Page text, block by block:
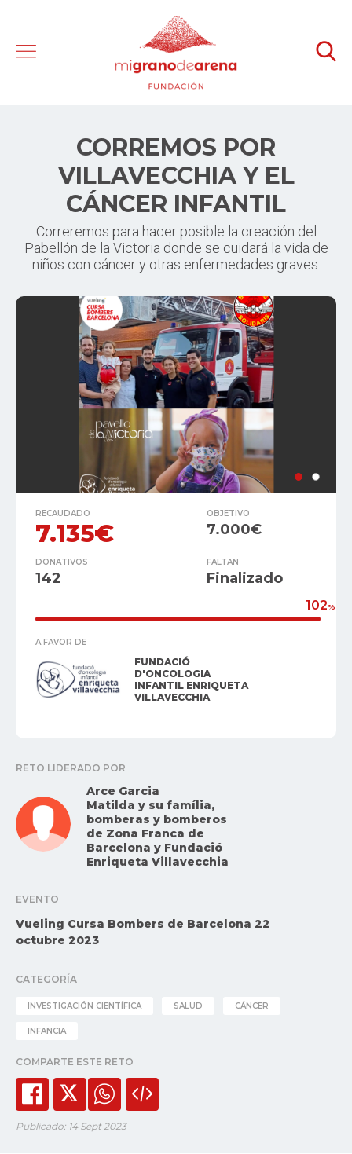
CORREMOS POR
VILLAVECCHIA Y EL
CÁNCER INFANTIL
Correremos para hacer posible la creación del
Pabellón de la Victoria donde se cuidará la vida de
niños con cáncer y otras enfermedades graves.
RECAUDADO
7.135€
OBJETIVO
7.000€
DONATIVOS
142
FALTAN
Finalizado
102%
A FAVOR DE
FUNDACIÓ
D'ONCOLOGIA
INFANTIL ENRIQUETA
VILLAVECCHIA
RETO LIDERADO POR
Arce Garcia
Matilda y su família,
bomberas y bomberos
de Zona Franca de
Barcelona y Fundació
Enriqueta Villavecchia
EVENTO
Vueling Cursa Bombers de Barcelona 22
octubre 2023
CATEGORÍA
INVESTIGACIÓN CIENTÍFICA SALUD CÁNCER
INFANCIA
COMPARTE ESTE RETO
Publicado: 14 Sept 2023